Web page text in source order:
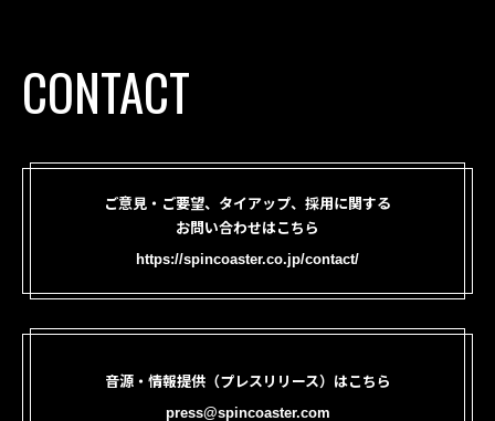
CONTACT
ご意見・ご要望、タイアップ、採用に関する
お問い合わせはこちら
https://spincoaster.co.jp/contact/
音源・情報提供（プレスリリース）はこちら
press@spincoaster.com